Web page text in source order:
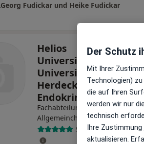
Fudickar und Heike Fudickar
Helios
Universitätsklinikum
Universität Witten/
Herdecke Klinik f.
Endokrine Chirurgie
Fachabteilung
Allgemeinchirurgie,
5 Bewertungen
Der Schutz
Mit Ihrer
Technologien)
die auf Ihren
werden wir nur
technisch
Ihre
aktualisieren.